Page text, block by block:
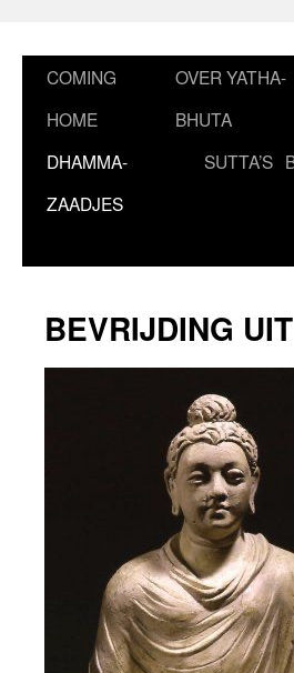
COMING
HOME
OVER YATHA-
BHUTA
DHAMMA-
ZAADJES
SUTTA’S
BEVRIJDING